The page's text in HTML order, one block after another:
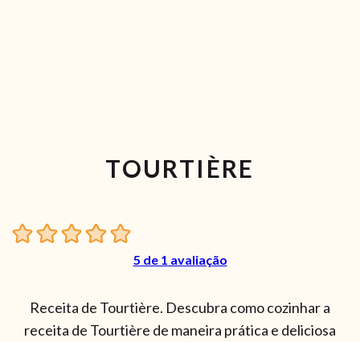
TOURTIÈRE
5 de 1 avaliação
Receita de Tourtière. Descubra como cozinhar a
receita de Tourtière de maneira prática e deliciosa